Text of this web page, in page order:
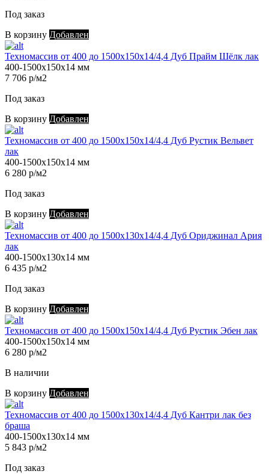
Под заказ
В корзину Добавлен
Техномассив от 400 до 1500х150х14/4,4 Дуб Прайм Шёлк лак
400-1500х150х14 мм
7 706 р/м2
Под заказ
В корзину Добавлен
Техномассив от 400 до 1500х150х14/4,4 Дуб Рустик Вельвет
лак
400-1500х150х14 мм
6 280 р/м2
Под заказ
В корзину Добавлен
Техномассив от 400 до 1500х130х14/4,4 Дуб Ориджинал Ария
лак
400-1500х130х14 мм
6 435 р/м2
Под заказ
В корзину Добавлен
Техномассив от 400 до 1500х150х14/4,4 Дуб Рустик Эбен лак
400-1500х150х14 мм
6 280 р/м2
В наличии
В корзину Добавлен
Техномассив от 400 до 1500х130х14/4,4 Дуб Кантри лак без
браша
400-1500х130х14 мм
5 843 р/м2
Под заказ